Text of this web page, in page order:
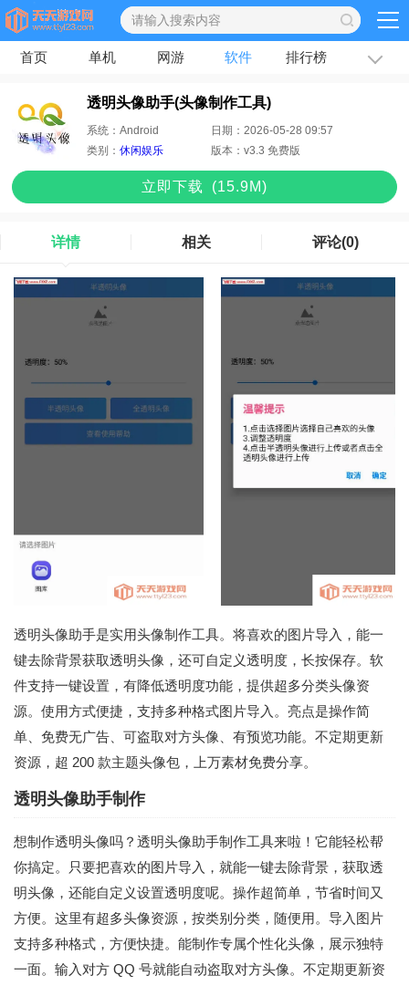
首页 单机 网游 软件 排行榜 专题
透明头像助手(头像制作工具)
系统：Android 日期：2026-05-28 09:57
类别：休闲娱乐 版本：v3.3 免费版
立即下载 (15.9M)
详情 相关 评论(0)
透明头像助手是实用头像制作工具。将喜欢的图片导入，能一
键去除背景获取透明头像，还可自定义透明度，长按保存。软
件支持一键设置，有降低透明度功能，提供超多分类头像资
源。使用方式便捷，支持多种格式图片导入。亮点是操作简
单、免费无广告、可盗取对方头像、有预览功能。不定期更新
资源，超 200 款主题头像包，上万素材免费分享。
透明头像助手制作
想制作透明头像吗？透明头像助手制作工具来啦！它能轻松帮
你搞定。只要把喜欢的图片导入，就能一键去除背景，获取透
明头像，还能自定义设置透明度呢。操作超简单，节省时间又
方便。这里有超多头像资源，按类别分类，随便用。导入图片
支持多种格式，方便快捷。能制作专属个性化头像，展示独特
一面。输入对方 QQ 号就能自动盗取对方头像。不定期更新资